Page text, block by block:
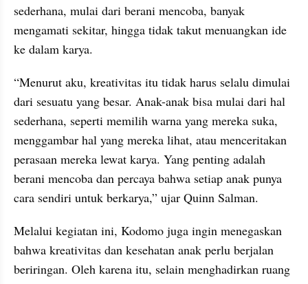
sederhana, mulai dari berani mencoba, banyak
mengamati sekitar, hingga tidak takut menuangkan ide
ke dalam karya.
“Menurut aku, kreativitas itu tidak harus selalu dimulai
dari sesuatu yang besar. Anak-anak bisa mulai dari hal
sederhana, seperti memilih warna yang mereka suka,
menggambar hal yang mereka lihat, atau menceritakan
perasaan mereka lewat karya. Yang penting adalah
berani mencoba dan percaya bahwa setiap anak punya
cara sendiri untuk berkarya,” ujar Quinn Salman.
Melalui kegiatan ini, Kodomo juga ingin menegaskan
bahwa kreativitas dan kesehatan anak perlu berjalan
beriringan. Oleh karena itu, selain menghadirkan ruang